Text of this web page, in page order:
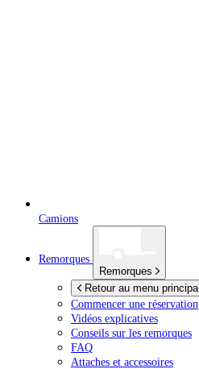
Camions
Remorques
Remorques
Retour au menu principal
Commencer une réservation
Vidéos explicatives
Conseils sur les remorques
FAQ
Attaches et accessoires